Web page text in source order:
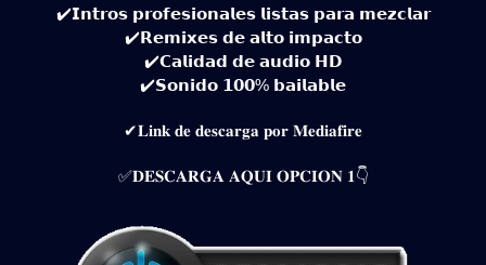
✔️𝗜𝗻𝘁𝗿𝗼𝘀 𝗽𝗿𝗼𝗳𝗲𝘀𝗶𝗼𝗻𝗮𝗹𝗲𝘀 𝗹𝗶𝘀𝘁𝗮𝘀 𝗽𝗮𝗿𝗮 𝗺𝗲𝘇𝗰𝗹𝗮𝗿
✔️𝗥𝗲𝗺𝗶𝘅𝗲𝘀 𝗱𝗲 𝗮𝗹𝘁𝗼 𝗶𝗺𝗽𝗮𝗰𝘁𝗼
✔️𝗖𝗮𝗹𝗶𝗱𝗮𝗱 𝗱𝗲 𝗮𝘂𝗱𝗶𝗼 𝗛𝗗
✔️𝗦𝗼𝗻𝗶𝗱𝗼 𝟭𝟬𝟬% 𝗯𝗮𝗶𝗹𝗮𝗯𝗹𝗲
✔𝐋𝐢𝐧𝐤 𝐝𝐞 𝐝𝐞𝐬𝐜𝐚𝐫𝐠𝐚 𝐩𝐨𝐫 𝐌𝐞𝐝𝐢𝐚𝐟𝐢𝐫𝐞
✅𝐃𝐄𝐒𝐂𝐀𝐑𝐆𝐀 𝐀𝐐𝐔𝐈 𝐎𝐏𝐂𝐈𝐎𝐍 𝟏👇